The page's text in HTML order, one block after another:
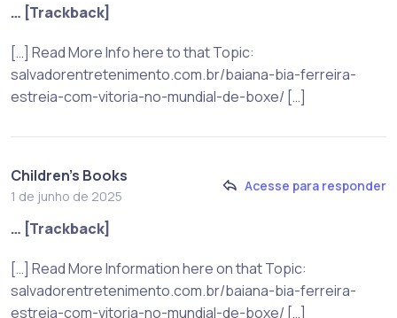
… [Trackback]
[…] Read More Info here to that Topic:
salvadorentretenimento.com.br/baiana-bia-ferreira-
estreia-com-vitoria-no-mundial-de-boxe/ […]
Children's Books
1 de junho de 2025
Acesse para responder
… [Trackback]
[…] Read More Information here on that Topic:
salvadorentretenimento.com.br/baiana-bia-ferreira-
estreia-com-vitoria-no-mundial-de-boxe/ […]